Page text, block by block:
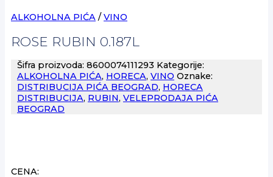
ALKOHOLNA PIĆA / VINO
ROSE RUBIN 0.187L
Šifra proizvoda: 8600074111293 Kategorije:
ALKOHOLNA PIĆA, HORECA, VINO Oznake:
DISTRIBUCIJA PIĆA BEOGRAD, HORECA
DISTRIBUCIJA, RUBIN, VELEPRODAJA PIĆA
BEOGRAD
CENA: